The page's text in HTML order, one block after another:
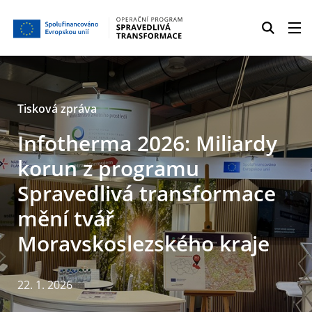
Tisková zpráva
Infotherma 2026: Miliardy
korun z programu
Spravedlivá transformace
mění tvář
Moravskoslezského kraje
22. 1. 2026